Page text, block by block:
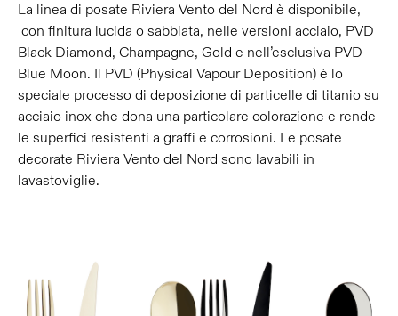
La linea di posate Riviera Vento del Nord è disponibile,
con finitura lucida o sabbiata, nelle versioni acciaio, PVD
Black Diamond, Champagne, Gold e nell’esclusiva PVD
Blue Moon. Il PVD (Physical Vapour Deposition) è lo
speciale processo di deposizione di particelle di titanio su
acciaio inox che dona una particolare colorazione e rende
le superfici resistenti a graffi e corrosioni. Le posate
decorate Riviera Vento del Nord sono lavabili in
lavastoviglie.